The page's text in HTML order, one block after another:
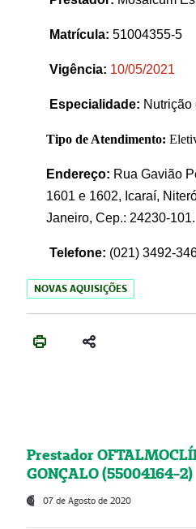
Matrícula: 51004355-5
Vigência: 10/05/2021
Especialidade: Nutrição
Tipo de Atendimento:
Endereço: Rua Gavião
1601 e 1602, Icaraí,
Janeiro, Cep.: 24230-101.
Telefone: (021) 3492-
NOVAS AQUISIÇÕES
Prestador
GONÇALO (55004164-2)
07 de Agosto de 2020